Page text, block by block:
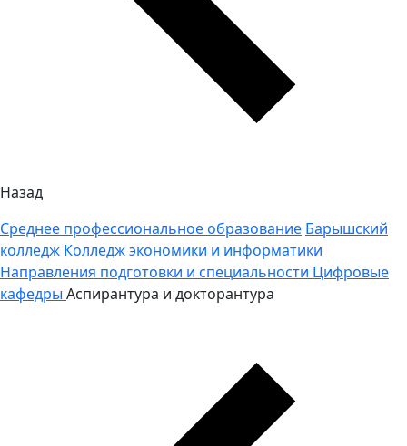
Назад
Среднее профессиональное образование Барышский
колледж Колледж экономики и информатики
Направления подготовки и специальности Цифровые
кафедры Аспирантура и докторантура